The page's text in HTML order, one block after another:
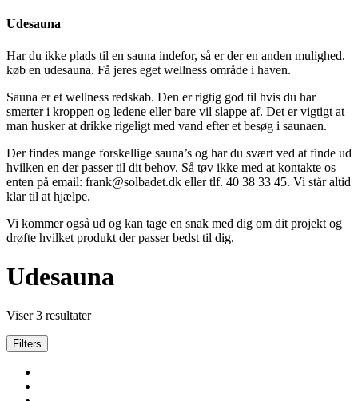
Udesauna
Har du ikke plads til en sauna indefor, så er der en anden mulighed.
køb en udesauna. Få jeres eget wellness område i haven.
Sauna er et wellness redskab. Den er rigtig god til hvis du har
smerter i kroppen og ledene eller bare vil slappe af. Det er vigtigt at
man husker at drikke rigeligt med vand efter et besøg i saunaen.
Der findes mange forskellige sauna’s og har du svært ved at finde ud
hvilken en der passer til dit behov. Så tøv ikke med at kontakte os
enten på email: frank@solbadet.dk eller tlf. 40 38 33 45. Vi står altid
klar til at hjælpe.
Vi kommer også ud og kan tage en snak med dig om dit projekt og
drøfte hvilket produkt der passer bedst til dig.
Udesauna
Viser 3 resultater
Filters